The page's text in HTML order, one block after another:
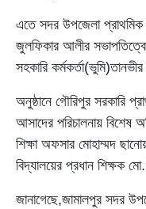
এতে সদর উপজেলা প্রাথমিক
জুলফিকার আলীর
সহকারি কর্মকর্তা(ভুমি)তানভীর
অনুষ্ঠানে গৌরিপুর সরকারি
আসাদের পরিচালনায় বিশেষ
শিক্ষা অফসার মোহাম্মদ
বিদ্যালয়ের প্রধান শিক্ষক
জানাগেছে,জামালপুর সদর